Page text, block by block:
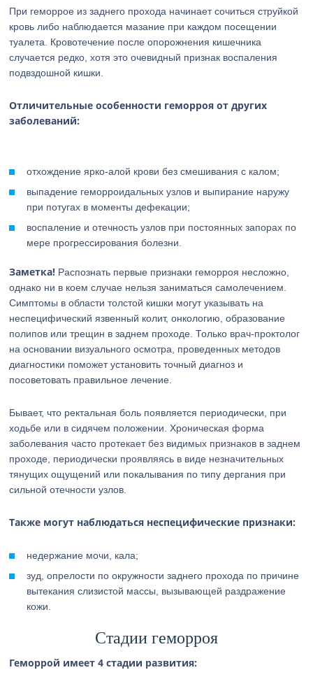
При геморрое из заднего прохода начинает сочиться струйкой
кровь либо наблюдается мазание при каждом посещении
туалета. Кровотечение после опорожнения кишечника
случается редко, хотя это очевидный признак воспаления
подвздошной кишки.
Отличительные особенности геморроя от других
заболеваний:
отхождение ярко-алой крови без смешивания с калом;
выпадение геморроидальных узлов и выпирание наружу
при потугах в моменты дефекации;
воспаление и отечность узлов при постоянных запорах по
мере прогрессирования болезни.
Заметка! Распознать первые признаки геморроя несложно,
однако ни в коем случае нельзя заниматься самолечением.
Симптомы в области толстой кишки могут указывать на
неспецифический язвенный колит, онкологию, образование
полипов или трещин в заднем проходе. Только врач-проктолог
на основании визуального осмотра, проведенных методов
диагностики поможет установить точный диагноз и
посоветовать правильное лечение.
Бывает, что ректальная боль появляется периодически, при
ходьбе или в сидячем положении. Хроническая форма
заболевания часто протекает без видимых признаков в заднем
проходе, периодически проявляясь в виде незначительных
тянущих ощущений или покалывания по типу дергания при
сильной отечности узлов.
Также могут наблюдаться неспецифические признаки:
недержание мочи, кала;
зуд, опрелости по окружности заднего прохода по причине
вытекания слизистой массы, вызывающей раздражение
кожи.
Стадии геморроя
Геморрой имеет 4 стадии развития: